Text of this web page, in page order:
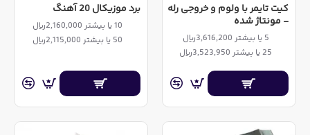
کیت تایمر با ولوم و خروجی رله
- مونتاژ شده
5 یا بیشتر 3,616,200ریال
25 یا بیشتر 3,523,950ریال
برد موزیکال 20 آهنگ
10 یا بیشتر 2,160,000ریال
50 یا بیشتر 2,115,000ریال